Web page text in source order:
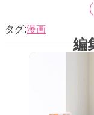
漫画
編